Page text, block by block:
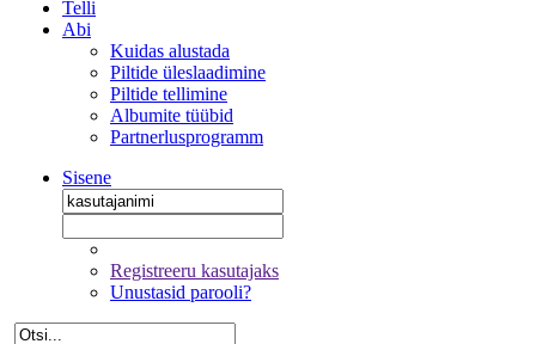
Telli
Abi
Kuidas alustada
Piltide üleslaadimine
Piltide tellimine
Albumite tüübid
Partnerlusprogramm
Sisene
Registreeru kasutajaks
Unustasid parooli?